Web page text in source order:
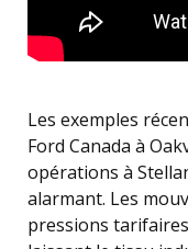
Les exemples
Ford Canada à
opérations à
alarmant. Les
pressions